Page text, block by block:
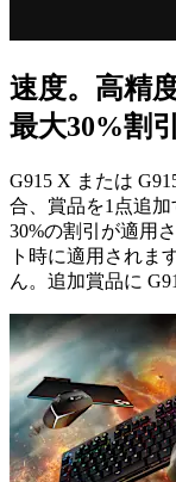
速度。高精
最大30%割
G915 X または
合、賞品を1点追
30%の割引が適用
ト時に適用されま
ん。追加賞品に